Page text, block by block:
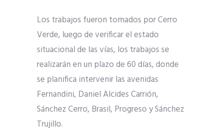
Los trabajos fueron tomados por Cerro
Verde, luego de verificar el estado
situacional de las vías, los trabajos se
realizarán en un plazo de 60 días, donde
se planifica intervenir las avenidas
Fernandini, Daniel Alcides Carrión,
Sánchez Cerro, Brasil, Progreso y Sánchez
Trujillo.